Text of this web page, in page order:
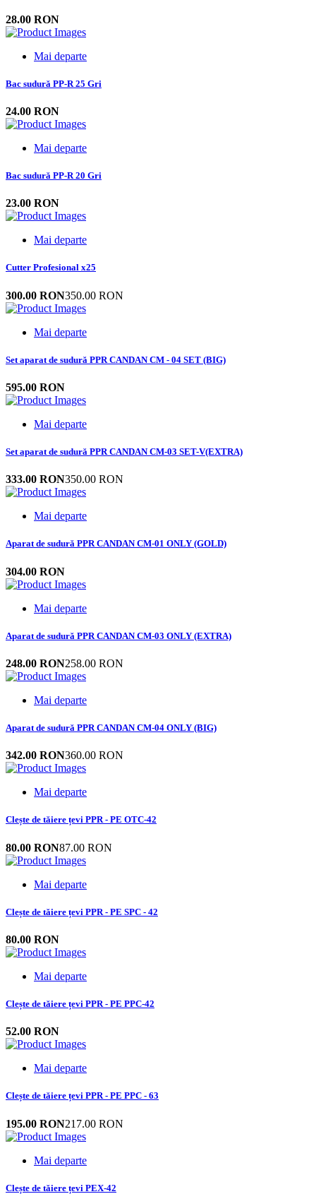
28.00 RON
Mai departe
Bac sudură PP-R 25 Gri
24.00 RON
Mai departe
Bac sudură PP-R 20 Gri
23.00 RON
Mai departe
Cutter Profesional x25
300.00 RON350.00 RON
Mai departe
Set aparat de sudură PPR CANDAN CM - 04 SET (BIG)
595.00 RON
Mai departe
Set aparat de sudură PPR CANDAN CM-03 SET-V(EXTRA)
333.00 RON350.00 RON
Mai departe
Aparat de sudură PPR CANDAN CM-01 ONLY (GOLD)
304.00 RON
Mai departe
Aparat de sudură PPR CANDAN CM-03 ONLY (EXTRA)
248.00 RON258.00 RON
Mai departe
Aparat de sudură PPR CANDAN CM-04 ONLY (BIG)
342.00 RON360.00 RON
Mai departe
Clește de tăiere țevi PPR - PE OTC-42
80.00 RON87.00 RON
Mai departe
Clește de tăiere țevi PPR - PE SPC - 42
80.00 RON
Mai departe
Clește de tăiere țevi PPR - PE PPC-42
52.00 RON
Mai departe
Clește de tăiere țevi PPR - PE PPC - 63
195.00 RON217.00 RON
Mai departe
Clește de tăiere țevi PEX-42